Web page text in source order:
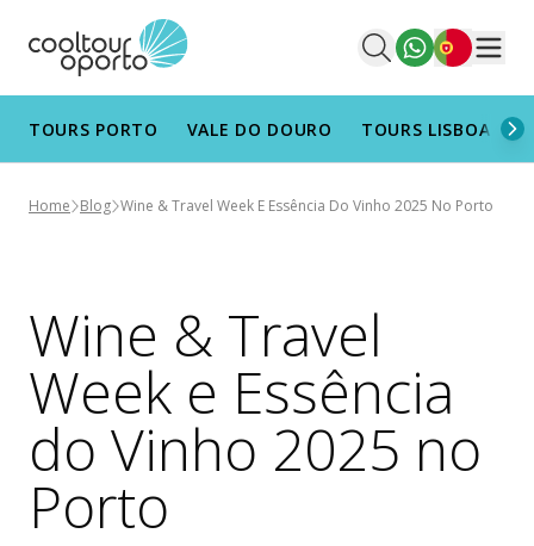
Português
TOURS PORTO VALE DO DOURO TOURS LISBOA
Home Blog Wine & Travel Week E Essência Do Vinho 2025 No Porto
Wine & Travel
Week e Essência
do Vinho 2025 no
Porto